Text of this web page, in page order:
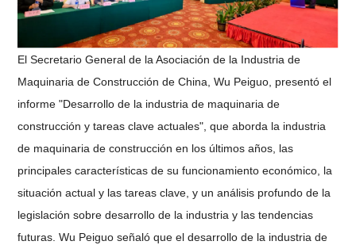
El Secretario General de la Asociación de la Industria de
Maquinaria de Construcción de China, Wu Peiguo, presentó el
informe "Desarrollo de la industria de maquinaria de
construcción y tareas clave actuales", que aborda la industria
de maquinaria de construcción en los últimos años, las
principales características de su funcionamiento económico, la
situación actual y las tareas clave, y un análisis profundo de la
legislación sobre desarrollo de la industria y las tendencias
futuras. Wu Peiguo señaló que el desarrollo de la industria de